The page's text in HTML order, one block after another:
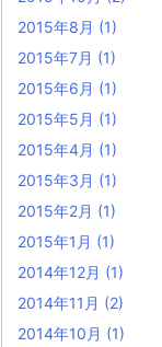
2015年8月 (1)
2015年7月 (1)
2015年6月 (1)
2015年5月 (1)
2015年4月 (1)
2015年3月 (1)
2015年2月 (1)
2015年1月 (1)
2014年12月 (1)
2014年11月 (2)
2014年10月 (1)